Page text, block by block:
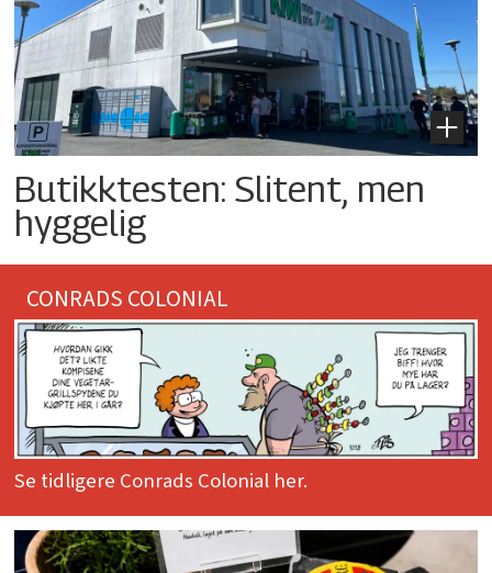
Butikktesten: Slitent, men
hyggelig
CONRADS COLONIAL
Se tidligere Conrads Colonial her.